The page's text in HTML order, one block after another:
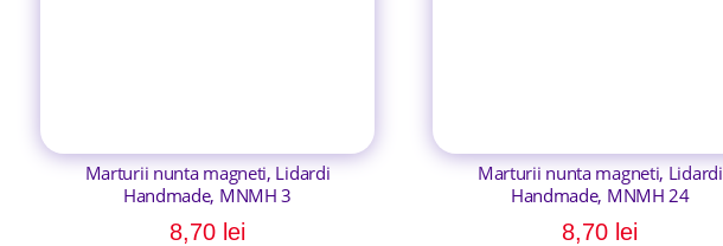
Marturii nunta magneti, Lidardi
Handmade, MNMH 3
8,70 lei
Marturii nunta magneti, Lidardi
Handmade, MNMH 24
8,70 lei